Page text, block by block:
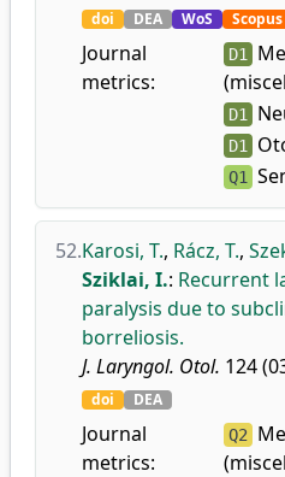
doi DEA WoS Scopus
Journal
metrics:
D1
D1
D1
Q1
52.Karosi, T., Rácz, T.,
Sziklai, I.: Recurrent
paralysis due to
borreliosis.
J. Laryngol. Otol. 124
doi DEA
Journal
metrics:
Q2